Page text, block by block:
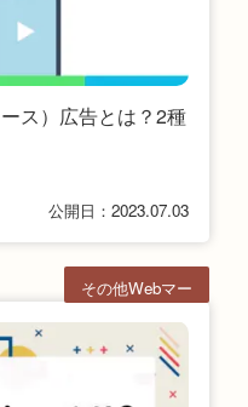
ス）広告とは？2種
公開日：2023.07.03
その他Webマー